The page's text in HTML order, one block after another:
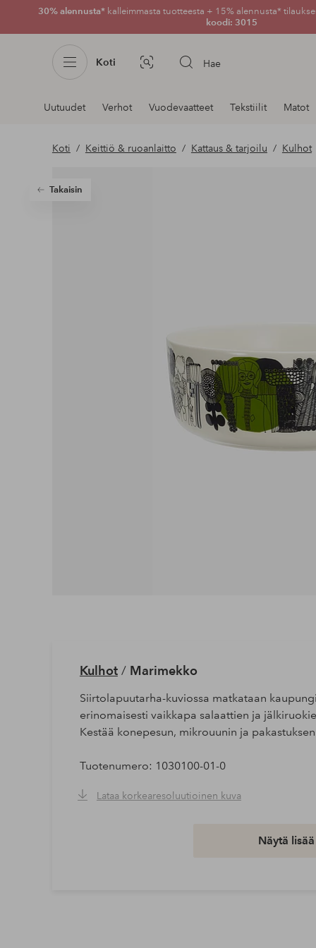
30% alennusta* kalleimmasta tuotteesta + 15% alennusta*
koodi: 3015
Koti Kuvahaku Hae
Navigointi
osastoilla
Uutuudet Verhot Vuodevaatteet Tekstiilit Matot
Koti Keittiö & ruoanlaitto Kattaus & tarjoilu Kulhot
Takaisin
Kulhot/ Marimekko
Siirtolapuutarha-kuviossa matkataan
erinomaisesti vaikkapa salaattien ja
Kestää konepesun, mikrouunin ja
Tuotenumero: 1030100-01-0
Lataa korkearesoluutioinen kuva
Näytä lisää